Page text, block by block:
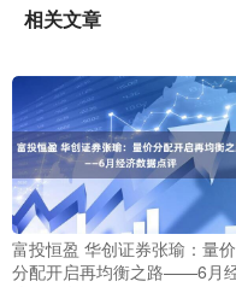
相关文章
富投恒盈 华创证券张瑜：量价
分配开启再均衡之路——6月